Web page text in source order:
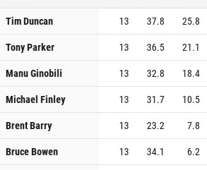
Tim Duncan 13 37.8 25.8
Tony Parker
13 36.5 21.1
Manu Ginobili
13 32.8 18.4
Michael Finley
13 31.7 10.5
Brent Barry
13 23.2 7.8
Bruce Bowen
13 34.1 6.2